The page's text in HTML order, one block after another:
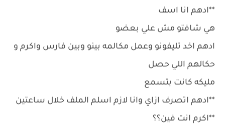
**ادهم انا اسف
هي شافتو مش علي بعضو
ادهم اخد تليفونو وعمل مكالمه بينو وبين فارس واكرم و
حكالهم اللي حصل
مليكه كانت بتسمع
**ادهم اتصرف ازاي وانا لازم اسلم الملف خلال ساعتين
**اكرم انت فين؟؟